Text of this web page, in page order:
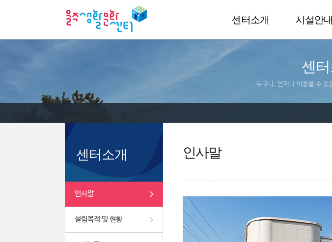
센터소개 시설안내
센
누구나, 언제나 이용할 수 있
센터소개
인사말
설립목적 및 현황
인사말